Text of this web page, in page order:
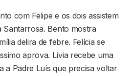
com Felipe e os dois assistem
Santarrosa. Bento mostra
delira de febre. Felícia se
aprova. Lívia recebe uma
a Padre Luís que precisa voltar